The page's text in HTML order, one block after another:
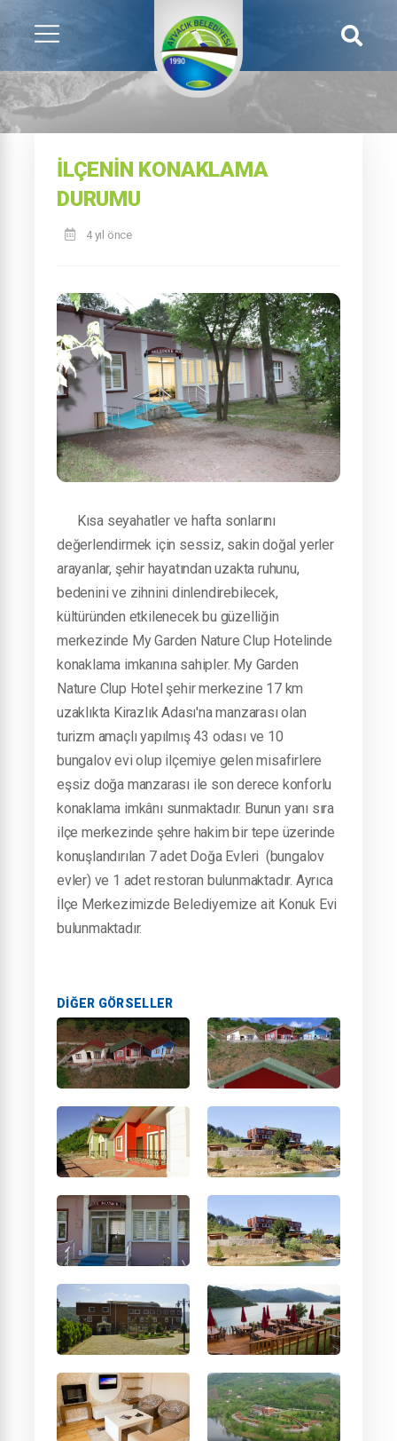
İLÇENIN KONAKLAMA
DURUMU
4 yıl önce
Kısa seyahatler ve hafta sonlarını
değerlendirmek için sessiz, sakin doğal yerler
arayanlar, şehir hayatından uzakta ruhunu,
bedenini ve zihnini dinlendirebilecek,
kültüründen etkilenecek bu güzelliğin
merkezinde My Garden Nature Clup Hotelinde
konaklama imkanına sahipler. My Garden
Nature Clup Hotel şehir merkezine 17 km
uzaklıkta Kirazlık Adası'na manzarası olan
turizm amaçlı yapılmış 43 odası ve 10
bungalov evi olup ilçemiye gelen misafirlere
eşsiz doğa manzarası ile son derece konforlu
konaklama imkânı sunmaktadır. Bunun yanı sıra
ilçe merkezinde şehre hakim bir tepe üzerinde
konuşlandırılan 7 adet Doğa Evleri (bungalov
evler) ve 1 adet restoran bulunmaktadır. Ayrıca
İlçe Merkezimizde Belediyemize ait Konuk Evi
bulunmaktadır.
DIĞER GÖRSELLER